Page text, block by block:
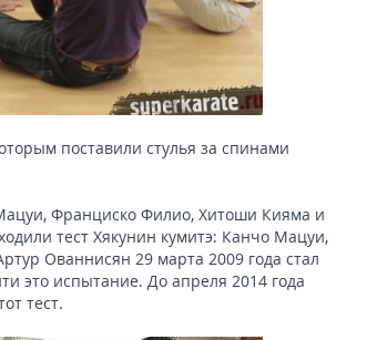
поставили стулья за спинами
Франциско Филио, Хитоши Кияма и
тест Хякунин кумитэ: Канчо Мацуи,
Ованнисян 29 марта 2009 года стал
это испытание. До апреля 2014 года
тест.